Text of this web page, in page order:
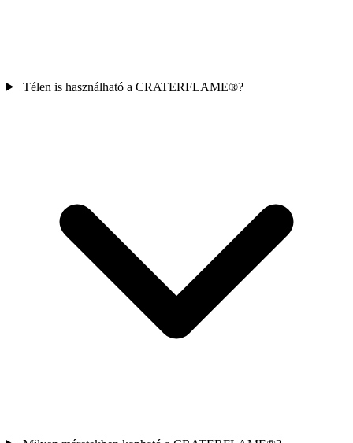
Télen is használható a CRATERFLAME®?